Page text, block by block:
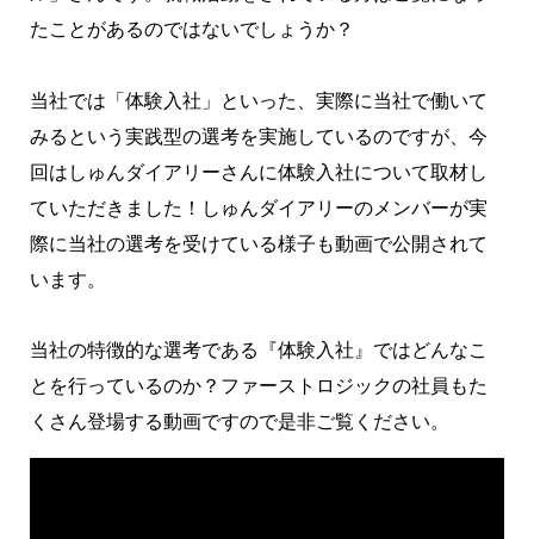
たことがあるのではないでしょうか？
当社では「体験入社」といった、実際に当社で働いて
みるという実践型の選考を実施しているのですが、今
回はしゅんダイアリーさんに体験入社について取材し
ていただきました！しゅんダイアリーのメンバーが実
際に当社の選考を受けている様子も動画で公開されて
います。
当社の特徴的な選考である『体験入社』ではどんなこ
とを行っているのか？ファーストロジックの社員もた
くさん登場する動画ですので是非ご覧ください。